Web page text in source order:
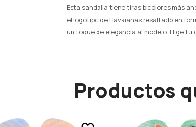
Esta sandalia tiene tiras bicolores más
el logotipo de Havaianas resaltado en
un toque de elegancia al modelo. Elige tu
Productos